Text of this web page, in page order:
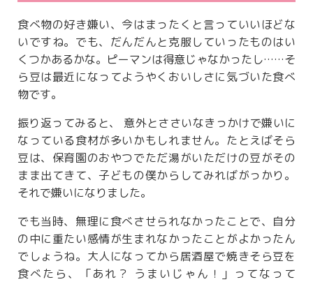
食べ物の好き嫌い、今はまったくと言っていいほどな
いですね。でも、だんだんと克服していったものはい
くつかあるかな。ピーマンは得意じゃなかったし……そ
ら豆は最近になってようやくおいしさに気づいた食べ
物です。
振り返ってみると、 意外とささいなきっかけで嫌いに
なっている食材が多いかもしれません。たとえばそら
豆は、保育園のおやつでただ湯がいただけの豆がその
まま出てきて、子どもの僕からしてみればがっかり。
それで嫌いになりました。
でも当時、無理に食べさせられなかったことで、自分
の中に重たい感情が生まれなかったことがよかったん
でしょうね。大人になってから居酒屋で焼きそら豆を
食べたら、「あれ？ うまいじゃん！」ってなって